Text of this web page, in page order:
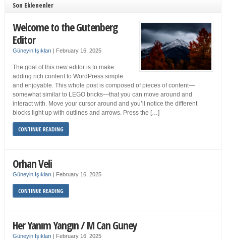
Son Eklenenler
Welcome to the Gutenberg
Editor
Güneyin Işıkları | February 16, 2025
The goal of this new editor is to make
adding rich content to WordPress simple
and enjoyable. This whole post is composed of pieces of content—
somewhat similar to LEGO bricks—that you can move around and
interact with. Move your cursor around and you’ll notice the different
blocks light up with outlines and arrows. Press the […]
CONTINUE READING
Orhan Veli
Güneyin Işıkları | February 16, 2025
CONTINUE READING
Her Yanım Yangın / M Can Guney
Güneyin Işıkları | February 16, 2025